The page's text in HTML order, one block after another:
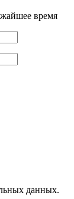
время
данных.